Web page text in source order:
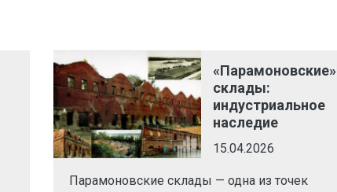
«Парамоновские»
склады:
индустриальное
наследие
15.04.2026
Парамоновские склады — одна из точек